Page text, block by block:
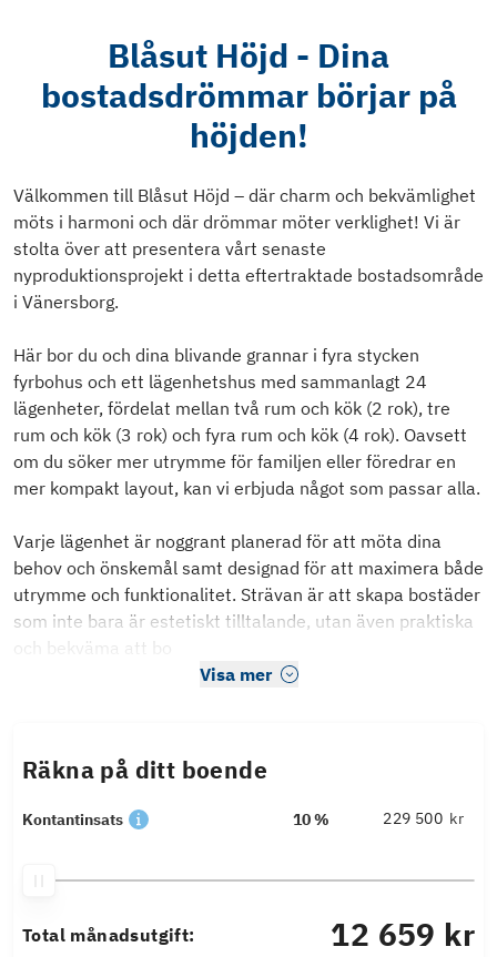
Blåsut Höjd - Dina
bostadsdrömmar börjar på
höjden!
Välkommen till Blåsut Höjd – där charm och bekvämlighet
möts i harmoni och där drömmar möter verklighet! Vi är
stolta över att presentera vårt senaste
nyproduktionsprojekt i detta eftertraktade bostadsområde
i Vänersborg.
Här bor du och dina blivande grannar i fyra stycken
fyrbohus och ett lägenhetshus med sammanlagt 24
lägenheter, fördelat mellan två rum och kök (2 rok), tre
rum och kök (3 rok) och fyra rum och kök (4 rok). Oavsett
om du söker mer utrymme för familjen eller föredrar en
mer kompakt layout, kan vi erbjuda något som passar alla.
Varje lägenhet är noggrant planerad för att möta dina
behov och önskemål samt designad för att maximera både
utrymme och funktionalitet. Strävan är att skapa bostäder
som inte bara är estetiskt tilltalande, utan även praktiska
och bekväma att bo
Visa mer
Räkna på ditt boende
Kontantinsats 10 % kr
Total månadsutgift: 12 659 kr